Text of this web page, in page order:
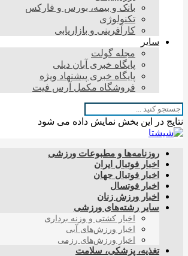
بانک و بیمه، بورس و فارکس
تکنولوژی
کارآفرینی و بازاریابی
سایر
مجله گولت
پایگاه خبری آبان دیلی
پایگاه خبری پیشنهاد ویژه
فروشگاه مکمل آرس فیت
نتایج در این بخش نمایش داده می شود
روزنامه‌ها و مطبوعات ورزشی
اخبار فوتبال ایران
اخبار فوتبال جهان
اخبار فوتسال
اخبار ورزش زنان
سایر رشته‌های ورزشی
اخبار کشتی و وزنه برداری
اخبار ورزش‌های آبی
اخبار ورزش‌های رزمی
تغذیه، پزشکی، سلامت